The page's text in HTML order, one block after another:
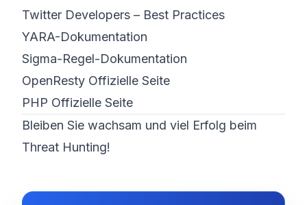
Twitter Developers – Best Practices
YARA-Dokumentation
Sigma-Regel-Dokumentation
OpenResty Offizielle Seite
PHP Offizielle Seite
Bleiben Sie wachsam und viel Erfolg beim
Threat Hunting!